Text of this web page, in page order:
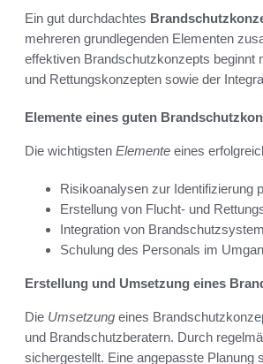
Ein gut durchdachtes
mehreren grundlegenden Elementen
effektiven Brandschutzkonzepts beginnt
und Rettungskonzepten sowie der
Elemente eines guten
Die wichtigsten Elemente eines
Risikoanalysen zur Identifizierung
Erstellung von Flucht- und
Integration von
Schulung des Personals im
Erstellung und Umsetzung eines
Die Umsetzung eines
und Brandschutzberatern. Durch
sichergestellt. Eine angepasste Planung